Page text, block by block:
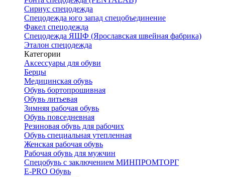
Сириус спецодежда
Спецодежда юго запад спецобъединение
Факел спецодежда
Спецодежда ЯШФ (Ярославская швейная фабрика)
Эталон спецодежда
Категории
Аксессуары для обуви
Берцы
Медицинская обувь
Обувь бортопрошивная
Обувь литьевая
Зимняя рабочая обувь
Обувь повседневная
Резиновая обувь для рабочих
Обувь специальная утепленная
Женская рабочая обувь
Рабочая обувь для мужчин
Спецобувь с заключением МИНПРОМТОРГ
E-PRO Обувь